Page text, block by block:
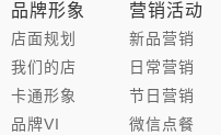
品牌形象
店面规划
我们的店
卡通形象
品牌VI
营销活动
新品营销
日常营销
节日营销
微信点餐